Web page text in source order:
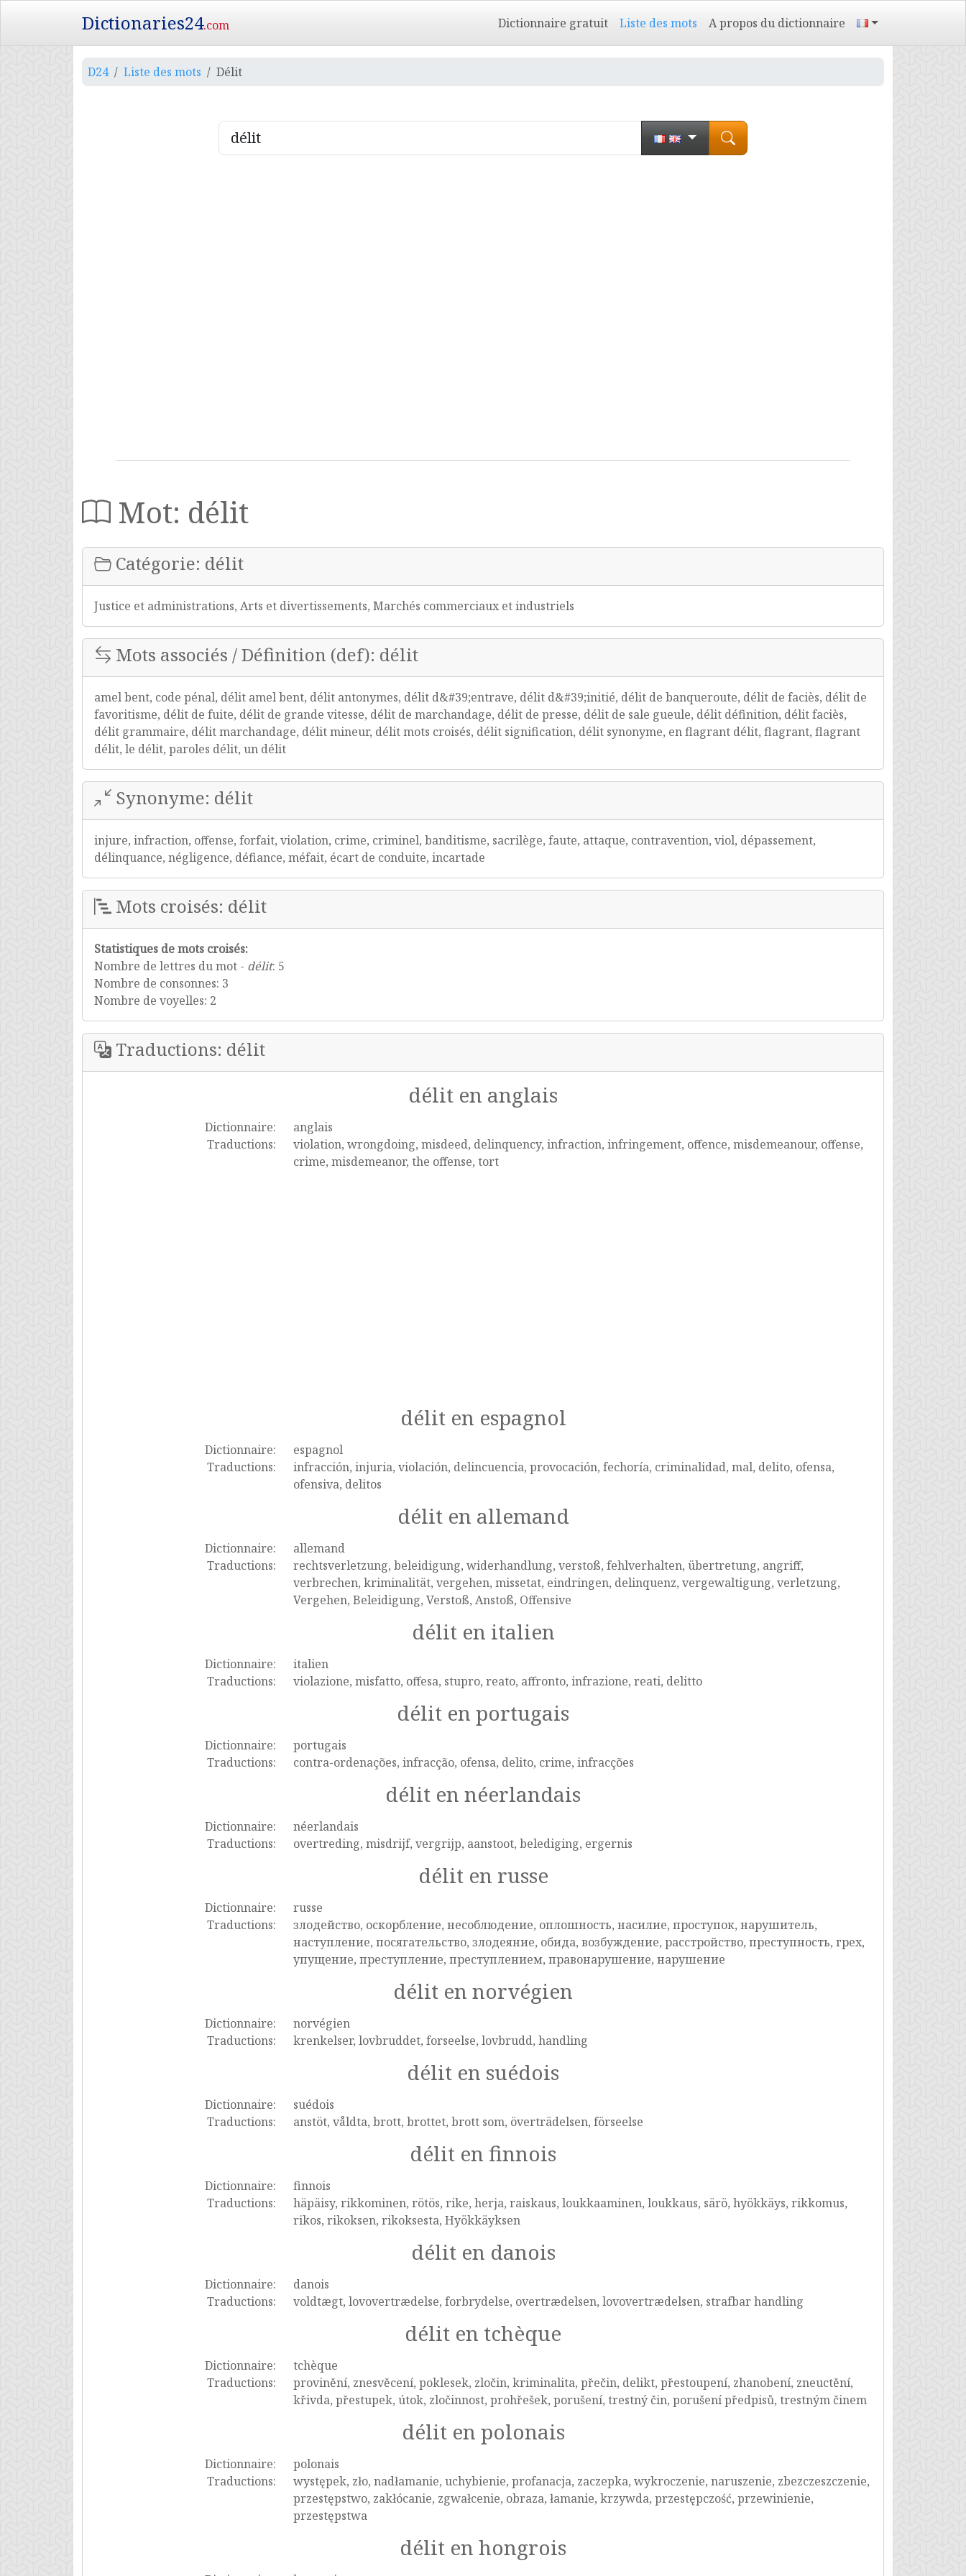
Dictionaries24.com Dictionnaire gratuit Liste des mots A propos du dictionnaire
D24 Liste des mots Délit
Mot: délit
Catégorie: délit
Justice et administrations, Arts et divertissements, Marchés commerciaux et industriels
Mots associés / Définition (def): délit
amel bent, code pénal, délit amel bent, délit antonymes, délit d&#39;entrave, délit d&#39;initié, délit de banqueroute, délit de faciès, délit de
favoritisme, délit de fuite, délit de grande vitesse, délit de marchandage, délit de presse, délit de sale gueule, délit définition, délit faciès,
délit grammaire, délit marchandage, délit mineur, délit mots croisés, délit signification, délit synonyme, en flagrant délit, flagrant, flagrant
délit, le délit, paroles délit, un délit
Synonyme: délit
injure, infraction, offense, forfait, violation, crime, criminel, banditisme, sacrilège, faute, attaque, contravention, viol, dépassement,
délinquance, négligence, défiance, méfait, écart de conduite, incartade
Mots croisés: délit
Statistiques de mots croisés:
Nombre de lettres du mot - délit: 5
Nombre de consonnes: 3
Nombre de voyelles: 2
Traductions: délit
délit en anglais
Dictionnaire:
anglais
Traductions:
violation, wrongdoing, misdeed, delinquency, infraction, infringement, offence, misdemeanour, offense,
crime, misdemeanor, the offense, tort
délit en espagnol
Dictionnaire:
espagnol
Traductions:
infracción, injuria, violación, delincuencia, provocación, fechoría, criminalidad, mal, delito, ofensa,
ofensiva, delitos
délit en allemand
Dictionnaire:
allemand
Traductions:
rechtsverletzung, beleidigung, widerhandlung, verstoß, fehlverhalten, übertretung, angriff,
verbrechen, kriminalität, vergehen, missetat, eindringen, delinquenz, vergewaltigung, verletzung,
Vergehen, Beleidigung, Verstoß, Anstoß, Offensive
délit en italien
Dictionnaire:
italien
Traductions:
violazione, misfatto, offesa, stupro, reato, affronto, infrazione, reati, delitto
délit en portugais
Dictionnaire:
portugais
Traductions:
contra-ordenações, infracção, ofensa, delito, crime, infracções
délit en néerlandais
Dictionnaire:
néerlandais
Traductions:
overtreding, misdrijf, vergrijp, aanstoot, belediging, ergernis
délit en russe
Dictionnaire:
russe
Traductions:
злодейство, оскорбление, несоблюдение, оплошность, насилие, проступок, нарушитель,
наступление, посягательство, злодеяние, обида, возбуждение, расстройство, преступность, грех,
упущение, преступление, преступлением, правонарушение, нарушение
délit en norvégien
Dictionnaire:
norvégien
Traductions:
krenkelser, lovbruddet, forseelse, lovbrudd, handling
délit en suédois
Dictionnaire:
suédois
Traductions:
anstöt, våldta, brott, brottet, brott som, överträdelsen, förseelse
délit en finnois
Dictionnaire:
finnois
Traductions:
häpäisy, rikkominen, rötös, rike, herja, raiskaus, loukkaaminen, loukkaus, särö, hyökkäys, rikkomus,
rikos, rikoksen, rikoksesta, Hyökkäyksen
délit en danois
Dictionnaire:
danois
Traductions:
voldtægt, lovovertrædelse, forbrydelse, overtrædelsen, lovovertrædelsen, strafbar handling
délit en tchèque
Dictionnaire:
tchèque
Traductions:
provinění, znesvěcení, poklesek, zločin, kriminalita, přečin, delikt, přestoupení, zhanobení, zneuctění,
křivda, přestupek, útok, zločinnost, prohřešek, porušení, trestný čin, porušení předpisů, trestným činem
délit en polonais
Dictionnaire:
polonais
Traductions:
występek, zło, nadłamanie, uchybienie, profanacja, zaczepka, wykroczenie, naruszenie, zbezczeszczenie,
przestępstwo, zakłócanie, zgwałcenie, obraza, łamanie, krzywda, przestępczość, przewinienie,
przestępstwa
délit en hongrois